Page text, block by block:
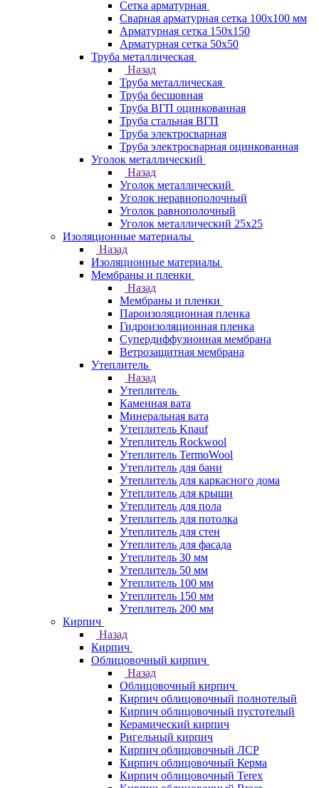
Сетка арматурная
Сварная арматурная сетка 100х100 мм
Арматурная сетка 150х150
Арматурная сетка 50х50
Труба металлическая
Назад
Труба металлическая
Труба бесшовная
Труба ВГП оцинкованная
Труба стальная ВГП
Труба электросварная
Труба электросварная оцинкованная
Уголок металлический
Назад
Уголок металлический
Уголок неравнополочный
Уголок равнополочный
Уголок металлический 25х25
Изоляционные материалы
Назад
Изоляционные материалы
Мембраны и пленки
Назад
Мембраны и пленки
Пароизоляционная пленка
Гидроизоляционная пленка
Супердиффузионная мембрана
Ветрозащитная мембрана
Утеплитель
Назад
Утеплитель
Каменная вата
Минеральная вата
Утеплитель Knauf
Утеплитель Rockwool
Утеплитель TermoWool
Утеплитель для бани
Утеплитель для каркасного дома
Утеплитель для крыши
Утеплитель для пола
Утеплитель для потолка
Утеплитель для стен
Утеплитель для фасада
Утеплитель 30 мм
Утеплитель 50 мм
Утеплитель 100 мм
Утеплитель 150 мм
Утеплитель 200 мм
Кирпич
Назад
Кирпич
Облицовочный кирпич
Назад
Облицовочный кирпич
Кирпич облицовочный полнотелый
Кирпич облицовочный пустотелый
Керамический кирпич
Ригельный кирпич
Кирпич облицовочный ЛСР
Кирпич облицовочный Керма
Кирпич облицовочный Terex